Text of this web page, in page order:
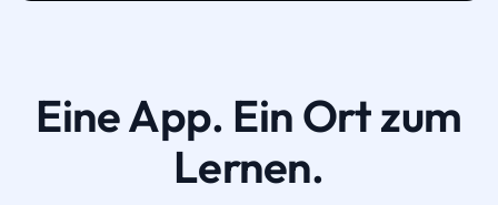
Eine App. Ein Ort zum
Lernen.